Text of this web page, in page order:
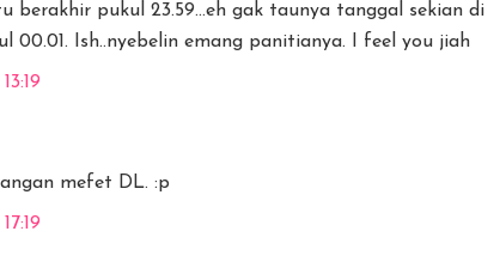
berakhir pukul 23.59...eh gak taunya tanggal sekian di
00.01. Ish..nyebelin emang panitianya. I feel you jiah
mefet DL. :p